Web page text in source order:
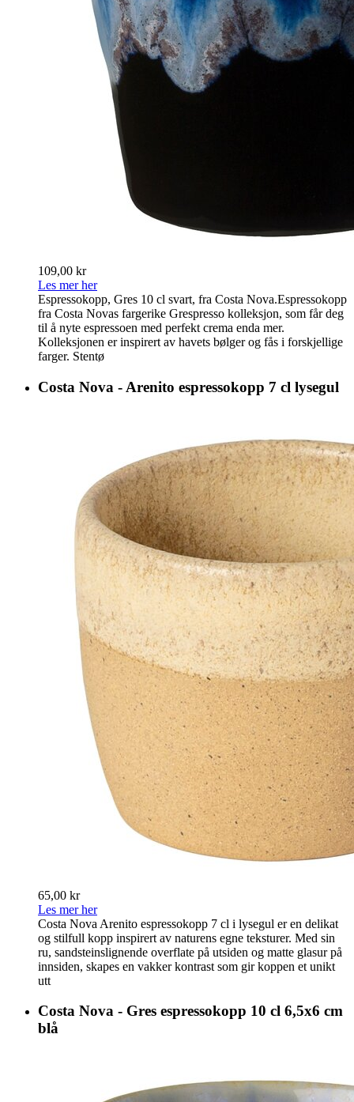
109,00 kr
Les mer her
Espressokopp, Gres 10 cl svart, fra Costa Nova.Espressokopp
fra Costa Novas fargerike Grespresso kolleksjon, som får deg
til å nyte espressoen med perfekt crema enda mer.
Kolleksjonen er inspirert av havets bølger og fås i forskjellige
farger. Stentø
Costa Nova - Arenito espressokopp 7 cl lysegul
65,00 kr
Les mer her
Costa Nova Arenito espressokopp 7 cl i lysegul er en delikat
og stilfull kopp inspirert av naturens egne teksturer. Med sin
ru, sandsteinslignende overflate på utsiden og matte glasur på
innsiden, skapes en vakker kontrast som gir koppen et unikt
utt
Costa Nova - Gres espressokopp 10 cl 6,5x6 cm
blå